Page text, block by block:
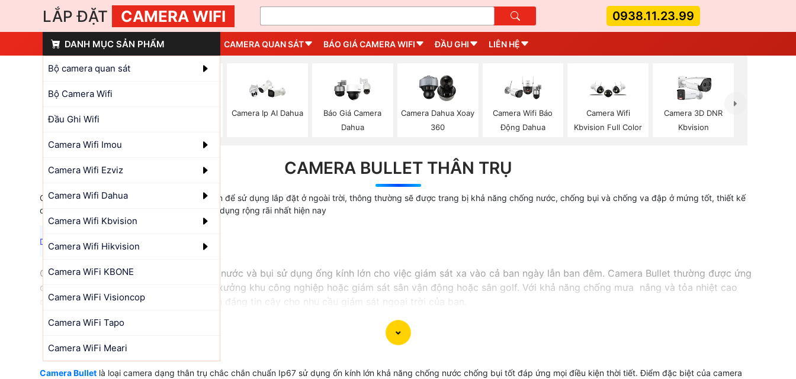
LẮP ĐẶT CAMERA WIFI 0938.11.23.99
DANH MỤC SẢN PHẨM
Bộ camera quan sát
Bộ Camera Wifi
Đầu Ghi Wifi
Camera Wifi Imou
Camera Wifi Ezviz
Camera Wifi Dahua
Camera Wifi Kbvision
Camera Wifi Hikvision
Camera WiFi KBONE
Camera WiFi Visioncop
Camera WiFi Tapo
Camera WiFi Meari
CAMERA QUAN SÁT BÁO GIÁ CAMERA WIFI ĐẦU GHI LIÊN HỆ
Camera Ip AI Dahua
Báo Giá Camera
Dahua
Camera Dahua Xoay
360
Camera Wifi Báo
Động Dahua
Camera Wifi
Kbvision Full Color
Camera 3D DNR
Kbvision
CAMERA BULLET THÂN TRỤ
Camera bullet là dòng camera sản xuất chuyên để sử dụng lắp đặt ở ngoài trời, thông thường sẽ được trang bị khả năng chống nước, chống bụi và chống va đập ở mứng tốt, thiết kế
dạng thân dài đẹp mắt, được ứng dụng và sử dụng rộng rãi nhất hiện nay
Camera Bullet thiết kế chắc chắn kháng nước và bụi sử dụng ống kính lớn cho việc giám sát xa vào cả ban ngày lẫn ban đêm. Camera Bullet thường được ứng
dụng cho công trình ngoại trời như nhà xưởng khu công nghiệp hoặc giám sát sân vận động hoặc sân golf. Với khả năng chống mưa nắng và tỏa nhiệt cao
camera Bullet này thực sự là sự lựa chọn đáng tin cậy cho nhu cầu giám sát ngoại trời của bạn.
Camera Bullet là loại camera dạng thân trụ chắc chắn chuẩn Ip67 sử dụng ốn kính lớn khả năng chống nước chống bụi tốt đáp ứng mọi điều kiện thời tiết. Điểm đặc biệt của camera